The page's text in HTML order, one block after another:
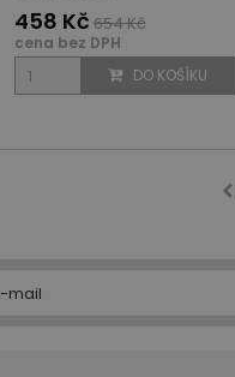
458 Kč654 Kč
cena bez DPH
DO KOŠÍKU